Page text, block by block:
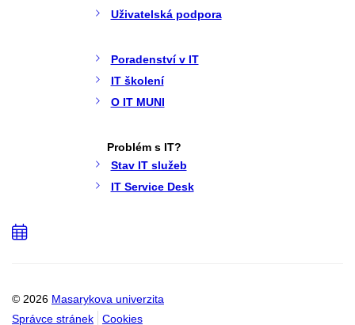
Uživatelská podpora
Poradenství v IT
IT školení
O IT MUNI
Problém s IT?
Stav IT služeb
IT Service Desk
© 2026 Masarykova univerzita
Správce stránek
Cookies
Přidat